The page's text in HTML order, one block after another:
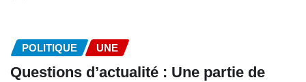
POLITIQUE UNE
Questions d’actualité : Une partie de